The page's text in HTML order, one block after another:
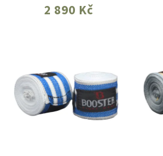
2 890 Kč